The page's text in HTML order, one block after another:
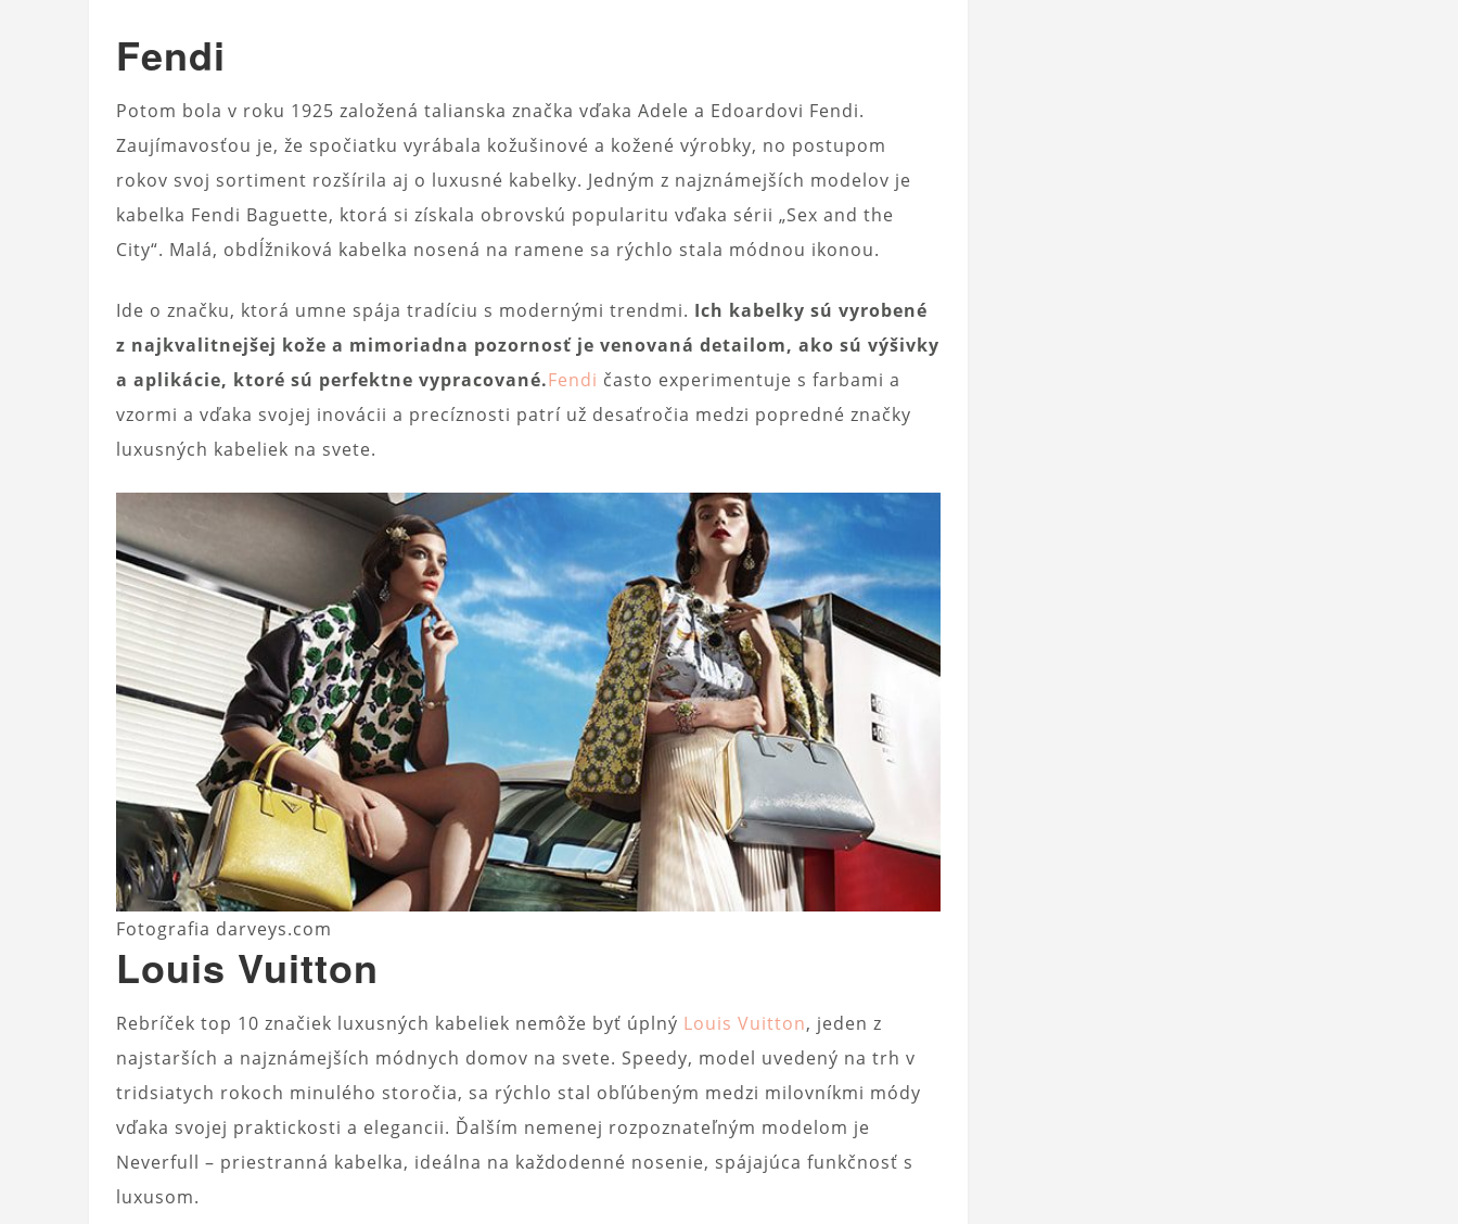
Fendi
Potom bola v roku 1925 založená talianska značka vďaka Adele a Edoardovi Fendi.
Zaujímavosťou je, že spočiatku vyrábala kožušinové a kožené výrobky, no postupom
rokov svoj sortiment rozšírila aj o luxusné kabelky. Jedným z najznámejších modelov je
kabelka Fendi Baguette, ktorá si získala obrovskú popularitu vďaka sérii „Sex and the
City“. Malá, obdĺžniková kabelka nosená na ramene sa rýchlo stala módnou ikonou.
Ide o značku, ktorá umne spája tradíciu s modernými trendmi. Ich kabelky sú vyrobené
z najkvalitnejšej kože a mimoriadna pozornosť je venovaná detailom, ako sú výšivky
a aplikácie, ktoré sú perfektne vypracované.Fendi často experimentuje s farbami a
vzormi a vďaka svojej inovácii a precíznosti patrí už desaťročia medzi popredné značky
luxusných kabeliek na svete.
Fotografia darveys.com
Louis Vuitton
Rebríček top 10 značiek luxusných kabeliek nemôže byť úplný Louis Vuitton, jeden z
najstarších a najznámejších módnych domov na svete. Speedy, model uvedený na trh v
tridsiatych rokoch minulého storočia, sa rýchlo stal obľúbeným medzi milovníkmi módy
vďaka svojej praktickosti a elegancii. Ďalším nemenej rozpoznateľným modelom je
Neverfull – priestranná kabelka, ideálna na každodenné nosenie, spájajúca funkčnosť s
luxusom.